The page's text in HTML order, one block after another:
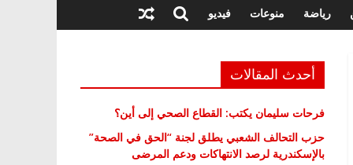
رياضة منوعات فيديو
أحدث المقالات
فرحات سليمان يكتب: القطاع الصحي إلى أين؟
حزب التحالف الشعبي يطلق لجنة “الحق في الصحة”
بالإسكندرية لرصد الانتهاكات ودعم المرضى